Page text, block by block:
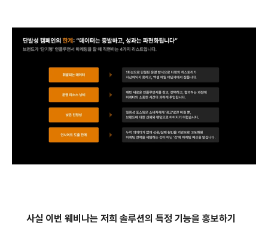
사실 이번 웨비나는 저희 솔루션의 특정 기능을 홍보하기